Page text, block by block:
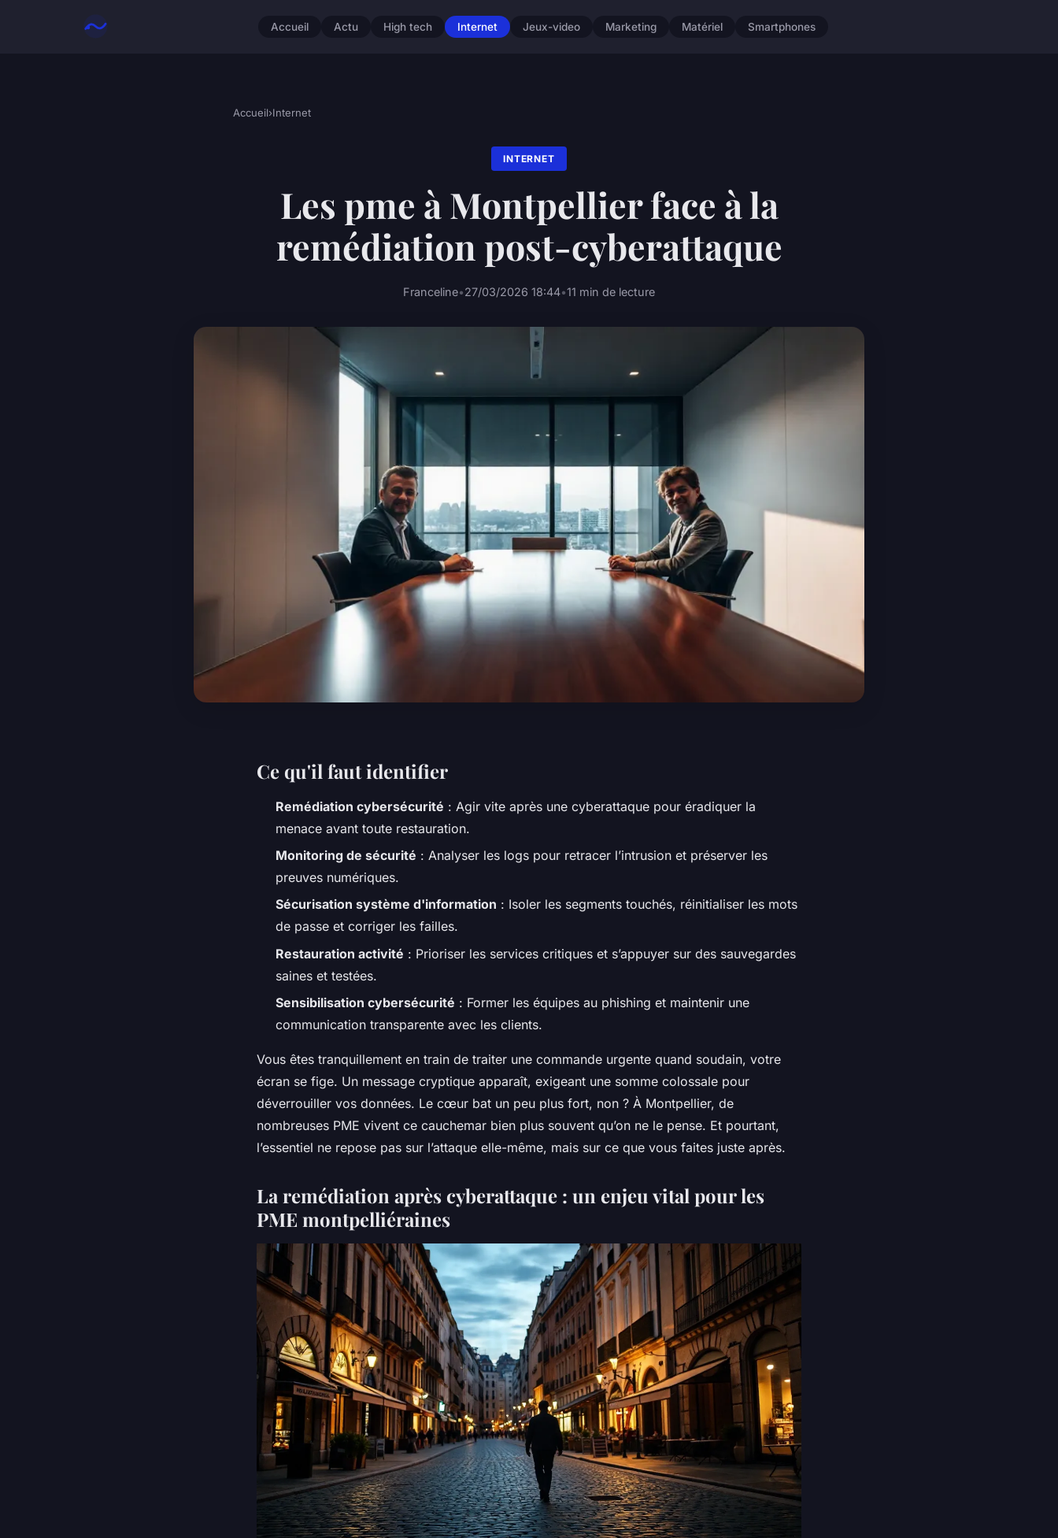
Accueil Actu High tech Internet Jeux-video Marketing Matériel Smartphones
Accueil›Internet
INTERNET
Les pme à Montpellier face à la
remédiation post-cyberattaque
Franceline•27/03/2026 18:44•11 min de lecture
Ce qu'il faut identifier
Remédiation cybersécurité : Agir vite après une cyberattaque pour éradiquer la
menace avant toute restauration.
Monitoring de sécurité : Analyser les logs pour retracer l’intrusion et préserver les
preuves numériques.
Sécurisation système d'information : Isoler les segments touchés, réinitialiser les mots
de passe et corriger les failles.
Restauration activité : Prioriser les services critiques et s’appuyer sur des sauvegardes
saines et testées.
Sensibilisation cybersécurité : Former les équipes au phishing et maintenir une
communication transparente avec les clients.
Vous êtes tranquillement en train de traiter une commande urgente quand soudain, votre
écran se fige. Un message cryptique apparaît, exigeant une somme colossale pour
déverrouiller vos données. Le cœur bat un peu plus fort, non ? À Montpellier, de
nombreuses PME vivent ce cauchemar bien plus souvent qu’on ne le pense. Et pourtant,
l’essentiel ne repose pas sur l’attaque elle-même, mais sur ce que vous faites juste après.
La remédiation après cyberattaque : un enjeu vital pour les
PME montpelliéraines